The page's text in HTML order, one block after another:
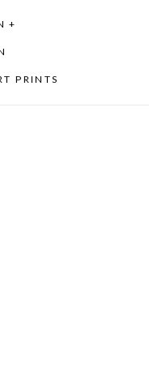
+
PRINTS